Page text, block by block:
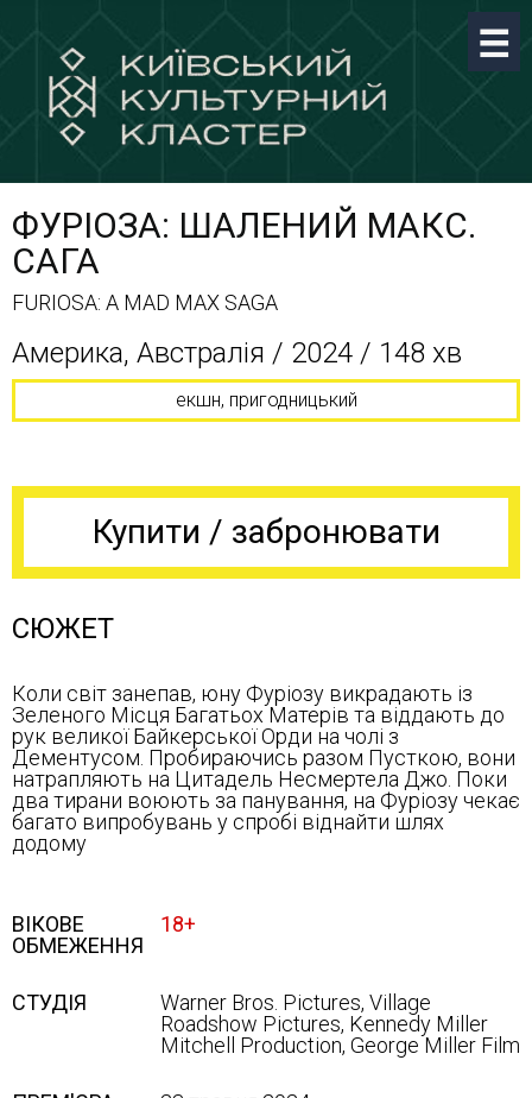
ФУРІОЗА: ШАЛЕНИЙ МАКС.
САГА
FURIOSA: A MAD MAX SAGA
Америка, Австралія / 2024 / 148 хв
екшн, пригодницький
Купити / забронювати
СЮЖЕТ
Коли світ занепав, юну Фуріозу викрадають із
Зеленого Місця Багатьох Матерів та віддають до
рук великої Байкерської Орди на чолі з
Дементусом. Пробираючись разом Пусткою, вони
натрапляють на Цитадель Несмертела Джо. Поки
два тирани воюють за панування, на Фуріозу чекає
багато випробувань у спробі віднайти шлях
додому
ВІКОВЕ
ОБМЕЖЕННЯ
18+
СТУДІЯ
Warner Bros. Pictures, Village
Roadshow Pictures, Kennedy Miller
Mitchell Production, George Miller Film